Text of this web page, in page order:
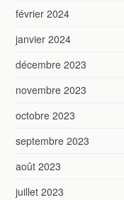
février 2024
janvier 2024
décembre 2023
novembre 2023
octobre 2023
septembre 2023
août 2023
juillet 2023